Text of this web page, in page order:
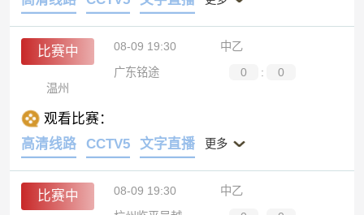
比赛中 08-09 19:30
中乙
广东铭途
0 :
0
温州
观看比赛：
高清线路
CCTV5 文字直播 更多
比赛中 08-09 19:30
中乙